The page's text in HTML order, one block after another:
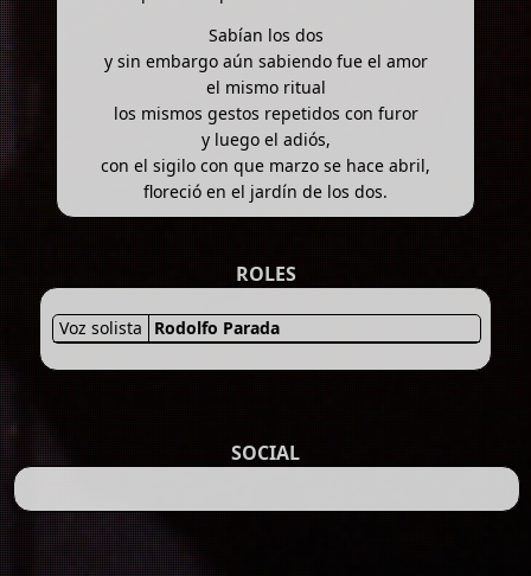
Sabían los dos
y sin embargo aún sabiendo fue el amor
el mismo ritual
los mismos gestos repetidos con furor
y luego el adiós,
con el sigilo con que marzo se hace abril,
floreció en el jardín de los dos.
ROLES
Voz solista Rodolfo Parada
SOCIAL